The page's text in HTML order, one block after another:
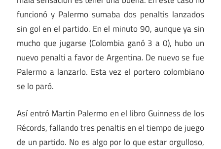
funcionó y Palermo sumaba dos penaltis lanzados
sin gol en el partido. En el minuto 90, aunque ya sin
mucho que jugarse (Colombia ganó 3 a 0), hubo un
nuevo penalti a favor de Argentina. De nuevo se fue
Palermo a lanzarlo. Esta vez el portero colombiano
se lo paró.
Así entró Martin Palermo en el libro Guinness de los
Récords, fallando tres penaltis en el tiempo de juego
de un partido. No es algo por lo que estar orgulloso,